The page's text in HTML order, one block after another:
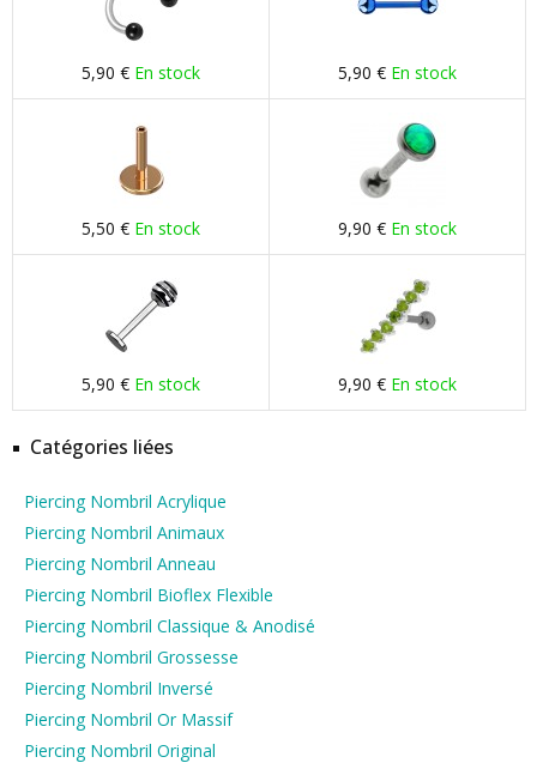
5,90 € En stock 5,90 € En stock
5,50 € En stock 9,90 € En stock
5,90 € En stock 9,90 € En stock
Catégories liées
Piercing Nombril Acrylique
Piercing Nombril Animaux
Piercing Nombril Anneau
Piercing Nombril Bioflex Flexible
Piercing Nombril Classique & Anodisé
Piercing Nombril Grossesse
Piercing Nombril Inversé
Piercing Nombril Or Massif
Piercing Nombril Original